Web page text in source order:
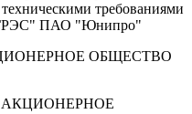
требованиями
ГРЭС" ПАО "Юнипро"
ОБЩЕСТВО